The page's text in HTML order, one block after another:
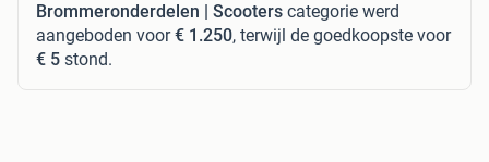
Brommeronderdelen | Scooters categorie werd
aangeboden voor€ 1.250, terwijl de goedkoopste voor
€ 5 stond.